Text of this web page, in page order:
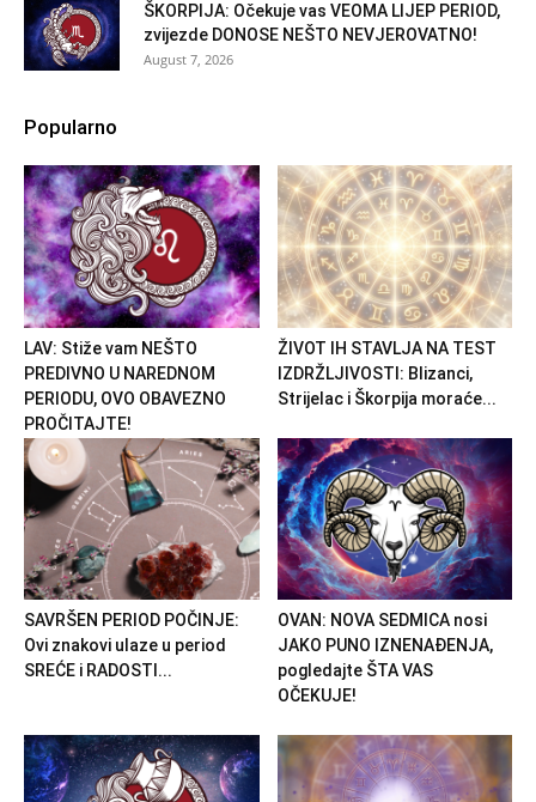
ŠKORPIJA: Očekuje vas VEOMA LIJEP PERIOD,
zvijezde DONOSE NEŠTO NEVJEROVATNO!
August 7, 2026
Popularno
LAV: Stiže vam NEŠTO
PREDIVNO U NAREDNOM
PERIODU, OVO OBAVEZNO
PROČITAJTE!
ŽIVOT IH STAVLJA NA TEST
IZDRŽLJIVOSTI: Blizanci,
Strijelac i Škorpija moraće...
SAVRŠEN PERIOD POČINJE:
Ovi znakovi ulaze u period
SREĆE i RADOSTI...
OVAN: NOVA SEDMICA nosi
JAKO PUNO IZNENAĐENJA,
pogledajte ŠTA VAS
OČEKUJE!